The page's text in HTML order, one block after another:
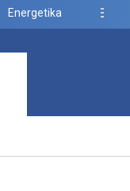
Energetika